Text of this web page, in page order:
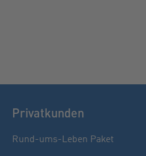
Privatkunden
Rund-ums-Leben Paket